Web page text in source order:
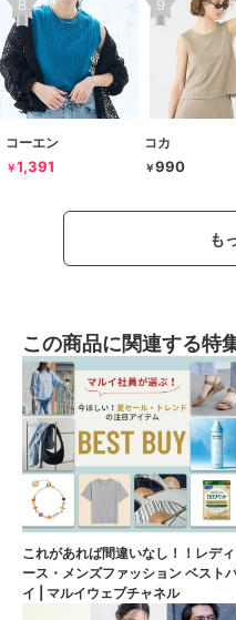
コーエン
￥1,391
コカ
￥990
も
この商品に関連する特
これがあれば間違いなし！！レディ
ース・メンズファッション ベスト
イ | マルイウェブチャネル